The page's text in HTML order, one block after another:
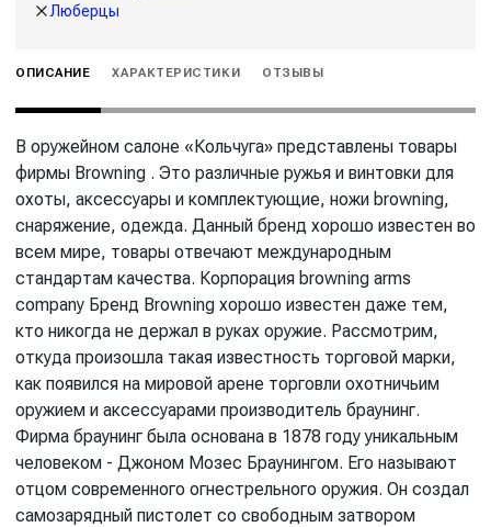
Люберцы
ОПИСАНИЕ ХАРАКТЕРИСТИКИ ОТЗЫВЫ
В оружейном салоне «Кольчуга» представлены товары
фирмы Browning . Это различные ружья и винтовки для
охоты, аксессуары и комплектующие, ножи browning,
снаряжение, одежда. Данный бренд хорошо известен во
всем мире, товары отвечают международным
стандартам качества. Корпорация browning arms
company Бренд Browning хорошо известен даже тем,
кто никогда не держал в руках оружие. Рассмотрим,
откуда произошла такая известность торговой марки,
как появился на мировой арене торговли охотничьим
оружием и аксессуарами производитель браунинг.
Фирма браунинг была основана в 1878 году уникальным
человеком - Джоном Мозес Браунингом. Его называют
отцом современного огнестрельного оружия. Он создал
самозарядный пистолет со свободным затвором